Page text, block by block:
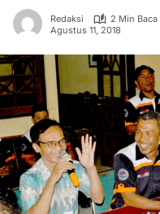
Redaksi
2 Min Baca
Agustus 11, 2018